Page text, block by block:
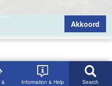
&
Information & Help Search
Akkoord